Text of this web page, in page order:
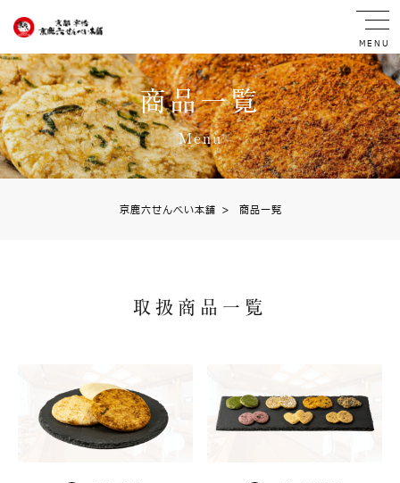
MENU
商品一覧
Menu
京鹿六せんべい本舗 > 商品一覧
取扱商品一覧